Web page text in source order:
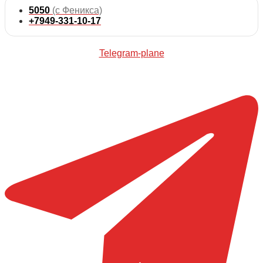
5050 (с Феникса)
+7949-331-10-17
Telegram-plane